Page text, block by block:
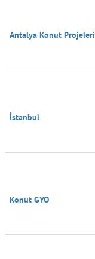
Antalya Konut Projeleri
İstanbul
Konut GYO